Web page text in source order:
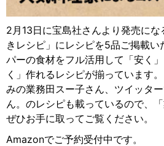
2月13日に宝島社さんより発売に
きレシピ」にレシピを5品ご掲載
パーの食材をフル活用して「安く
く」作れるレシピが揃っています
みの業務田スー子さん、ツイッタ
ん。のレシピも載っているので、
ぜひお手に取ってご覧ください。
Amazonでご予約受付中です。